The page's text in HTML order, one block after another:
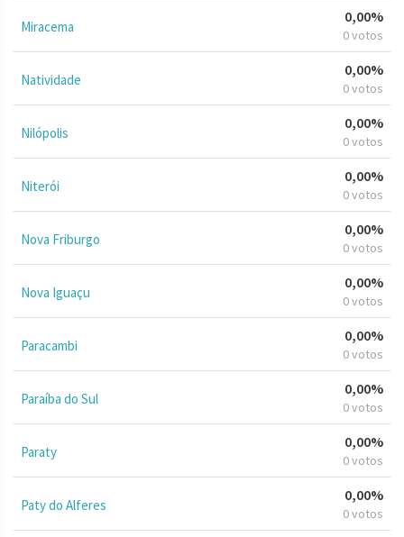
Miracema
0,00%
0 votos
Natividade
0,00%
0 votos
Nilópolis
0,00%
0 votos
Niterói
0,00%
0 votos
Nova Friburgo
0,00%
0 votos
Nova Iguaçu
0,00%
0 votos
Paracambi
0,00%
0 votos
Paraíba do Sul
0,00%
0 votos
Paraty
0,00%
0 votos
Paty do Alferes
0,00%
0 votos